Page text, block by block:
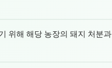
위해 해당 농장의 돼지 처분과